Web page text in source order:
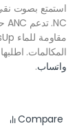
المكالمات.
واتساب.
Compare